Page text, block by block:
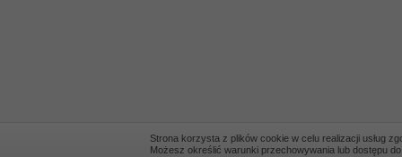
Strona korzysta z plików cookie w celu realizacji usług
Możesz określić warunki przechowywania lub dostępu